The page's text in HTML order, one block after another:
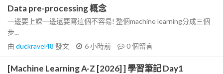
Data pre-processing 概念
一邊要上課一邊還要寫這個不容易! 整個machine learning分成三個
步...
由 duckravel48 發文 6 小時前 0個留言
[Machine Learning A-Z [2026] ] 學習筆記 Day1